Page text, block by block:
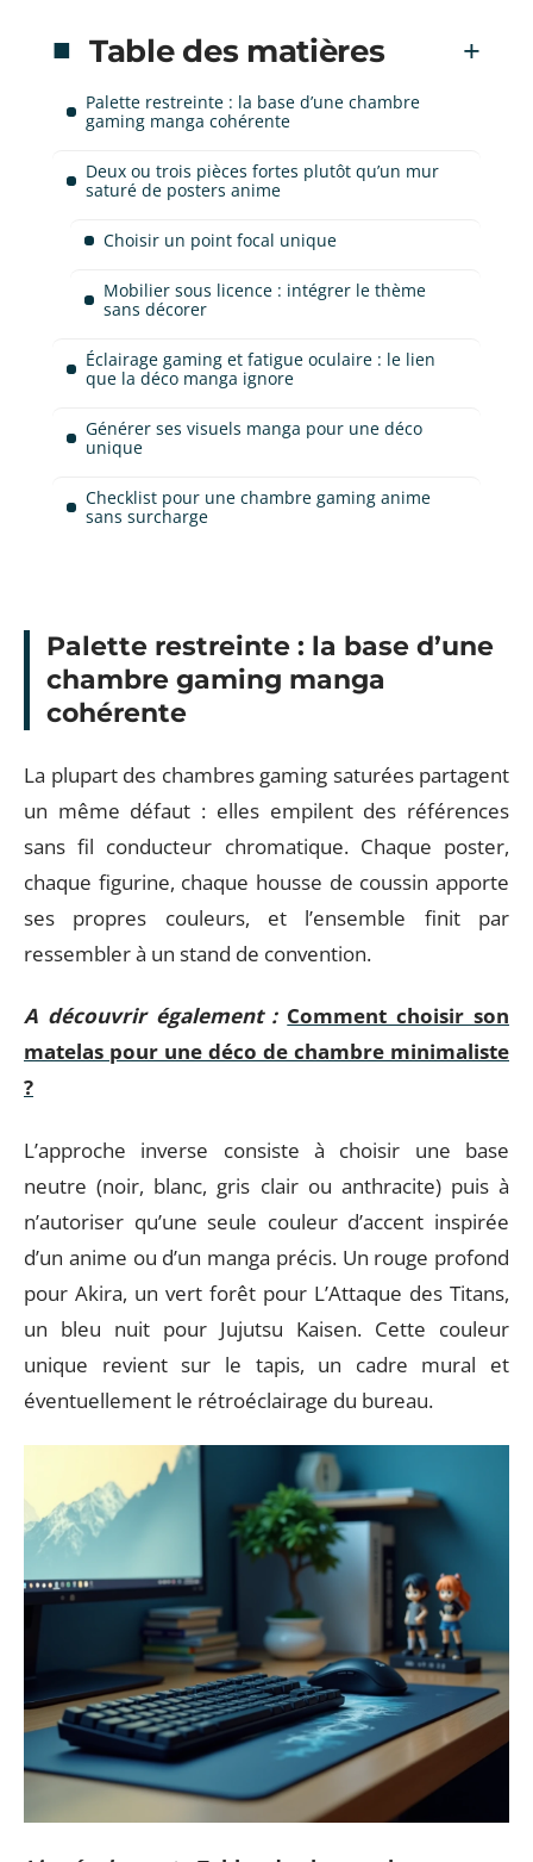
Table des matières
Palette restreinte : la base d’une chambre
gaming manga cohérente
Deux ou trois pièces fortes plutôt qu’un mur
saturé de posters anime
Choisir un point focal unique
Mobilier sous licence : intégrer le thème
sans décorer
Éclairage gaming et fatigue oculaire : le lien
que la déco manga ignore
Générer ses visuels manga pour une déco
unique
Checklist pour une chambre gaming anime
sans surcharge
Palette restreinte : la base d’une
chambre gaming manga
cohérente
La plupart des chambres gaming saturées partagent
un même défaut : elles empilent des références
sans fil conducteur chromatique. Chaque poster,
chaque figurine, chaque housse de coussin apporte
ses propres couleurs, et l’ensemble finit par
ressembler à un stand de convention.
A découvrir également : Comment choisir son
matelas pour une déco de chambre minimaliste
?
L’approche inverse consiste à choisir une base
neutre (noir, blanc, gris clair ou anthracite) puis à
n’autoriser qu’une seule couleur d’accent inspirée
d’un anime ou d’un manga précis. Un rouge profond
pour Akira, un vert forêt pour L’Attaque des Titans,
un bleu nuit pour Jujutsu Kaisen. Cette couleur
unique revient sur le tapis, un cadre mural et
éventuellement le rétroéclairage du bureau.